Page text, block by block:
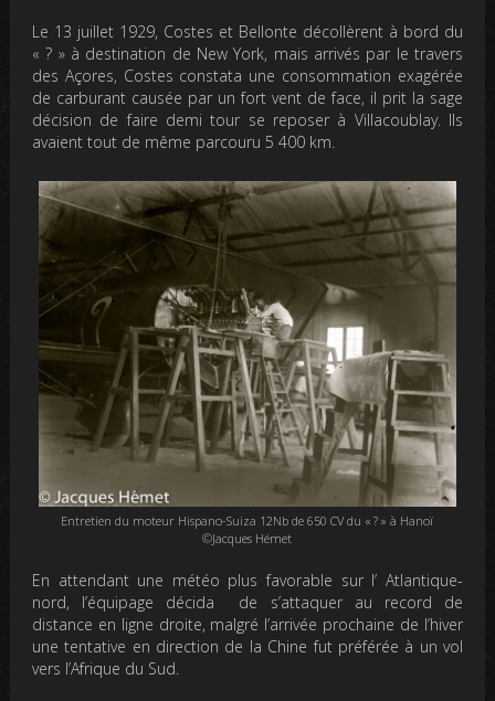
Le 13 juillet 1929, Costes et Bellonte décollèrent à bord du
« ? » à destination de New York, mais arrivés par le travers
des Açores, Costes constata une consommation exagérée
de carburant causée par un fort vent de face, il prit la sage
décision de faire demi tour se reposer à Villacoublay. Ils
avaient tout de même parcouru 5 400 km.
Entretien du moteur Hispano-Suiza 12Nb de 650 CV du « ? » à Hanoï
©Jacques Hémet
En attendant une météo plus favorable sur l’ Atlantique-
nord, l’équipage décida de s’attaquer au record de
distance en ligne droite, malgré l’arrivée prochaine de l’hiver
une tentative en direction de la Chine fut préférée à un vol
vers l’Afrique du Sud.